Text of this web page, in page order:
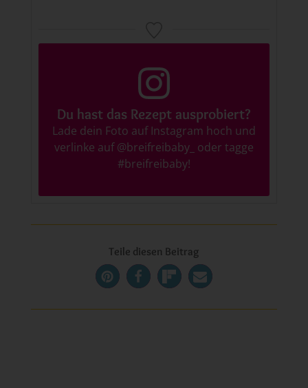
Du hast das Rezept ausprobiert?
Lade dein Foto auf Instagram hoch und
verlinke auf@breifreibaby_ oder tagge
#breifreibaby!
Teile diesen Beitrag